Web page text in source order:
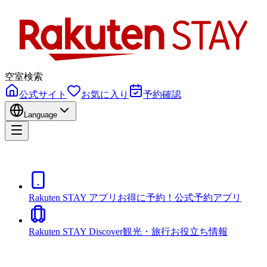
空室検索
公式サイト
お気に入り 予約確認
Language
Rakuten STAY アプリ お得に予約！公式予約アプリ
Rakuten STAY Discover観光・旅行お役立ち情報